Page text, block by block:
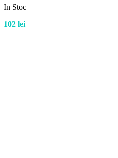
In Stoc
102 lei